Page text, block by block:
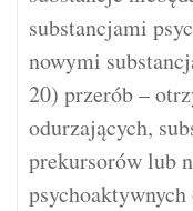
substancjami
nowymi
20) przerób –
odurzających,
prekursorów lub